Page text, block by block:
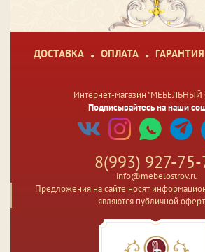
ДОСТАВКА ОПЛАТА ГАРАНТИЯ
Интернет-магазин
Подписывайтесь на наши
8(993) 927-75-
info@mebelostrov.ru
Предложения на сайте носят
являются публичной